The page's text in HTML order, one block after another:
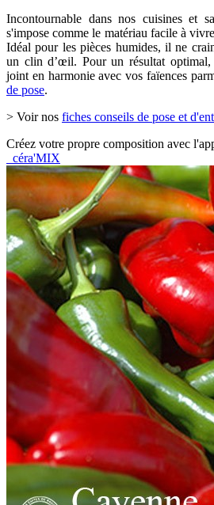
Incontournable dans nos cuisines et
s'impose comme le matériau facile à
Idéal pour les pièces humides, il ne
un clin d’œil. Pour un résultat optimal,
joint en harmonie avec vos faïences
de pose.
> Voir nos fiches conseils de pose et
Créez votre propre composition avec
céra'MIX